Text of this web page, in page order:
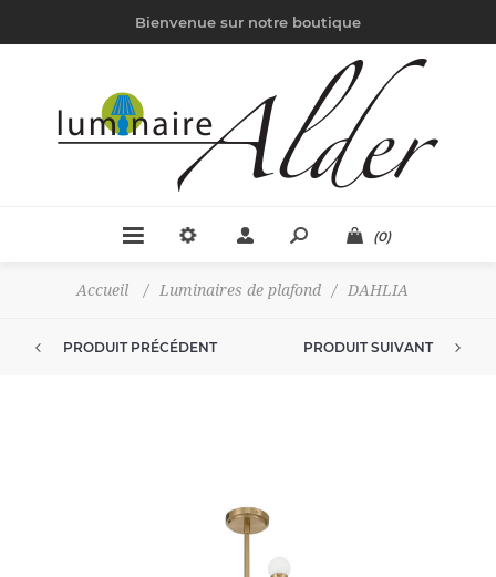
Bienvenue sur notre boutique
(0)
Accueil / Luminaires de plafond / DAHLIA
PRODUIT PRÉCÉDENT PRODUIT SUIVANT